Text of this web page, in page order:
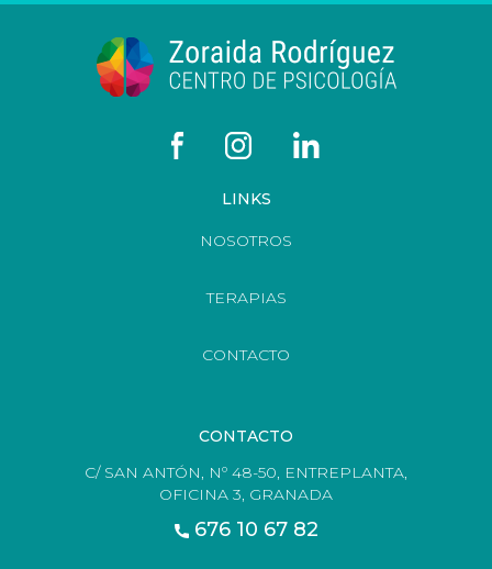
LINKS
NOSOTROS
TERAPIAS
CONTACTO
CONTACTO
C/ SAN ANTÓN, Nº 48-50, ENTREPLANTA,
OFICINA 3, GRANADA
676 10 67 82